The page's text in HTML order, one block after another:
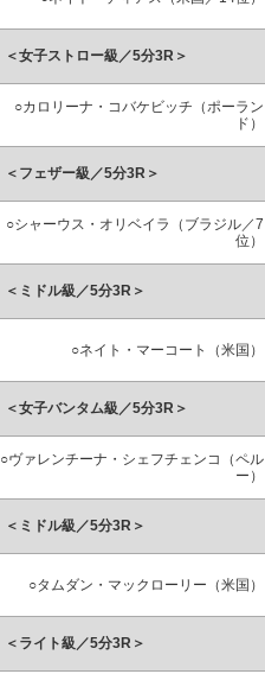
＜女子ストロー級／5分3R＞
○カロリーナ・コバケビッチ（ポーラン
ド）
＜フェザー級／5分3R＞
○シャーウス・オリベイラ（ブラジル／7
位）
＜ミドル級／5分3R＞
○ネイト・マーコート（米国）
＜女子バンタム級／5分3R＞
○ヴァレンチーナ・シェフチェンコ（ペル
ー）
＜ミドル級／5分3R＞
○タムダン・マックローリー（米国）
＜ライト級／5分3R＞